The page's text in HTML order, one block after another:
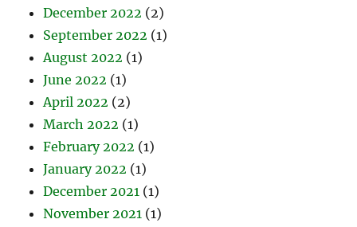
December 2022 (2)
September 2022 (1)
August 2022 (1)
June 2022 (1)
April 2022 (2)
March 2022 (1)
February 2022 (1)
January 2022 (1)
December 2021 (1)
November 2021 (1)